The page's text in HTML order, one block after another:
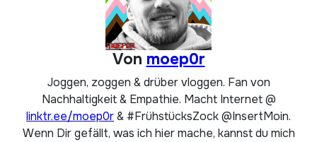
Von moep0r
Joggen, zoggen & drüber vloggen. Fan von
Nachhaltigkeit & Empathie. Macht Internet @
linktr.ee/moep0r& #FrühstücksZock @InsertMoin.
Wenn Dir gefällt, was ich hier mache, kannst du mich